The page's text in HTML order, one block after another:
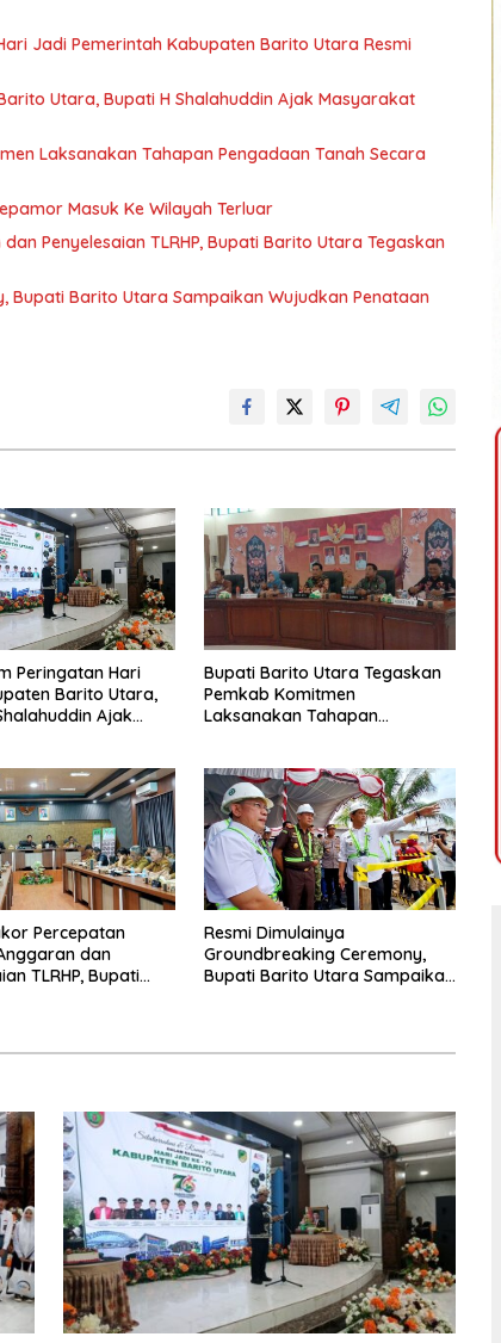
Jadi Pemerintah Kabupaten Barito Utara Resmi
Utara, Bupati H Shalahuddin Ajak Masyarakat
Laksanakan Tahapan Pengadaan Tanah Secara
Masuk Ke Wilayah Terluar
Penyelesaian TLRHP, Bupati Barito Utara Tegaskan
Bupati Barito Utara Sampaikan Wujudkan Penataan
Peringatan Hari
Barito Utara,
Ajak
Bupati Barito Utara Tegaskan
Pemkab Komitmen
Laksanakan Tahapan
Percepatan
dan
TLRHP, Bupati
Resmi Dimulainya
Groundbreaking Ceremony,
Bupati Barito Utara Sampaikan